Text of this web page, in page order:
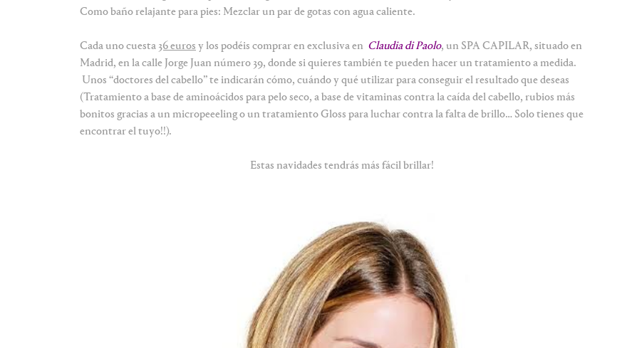
Como baño relajante para pies: Mezclar un par de gotas con agua caliente.
Cada uno cuesta 36 euros y los podéis comprar en exclusiva en Claudia di Paolo, un SPA CAPILAR, situado en
Madrid, en la calle Jorge Juan número 39, donde si quieres también te pueden hacer un tratamiento a medida.
Unos “doctores del cabello” te indicarán cómo, cuándo y qué utilizar para conseguir el resultado que deseas
(Tratamiento a base de aminoácidos para pelo seco, a base de vitaminas contra la caída del cabello, rubios más
bonitos gracias a un micropeeeling o un tratamiento Gloss para luchar contra la falta de brillo… Solo tienes que
encontrar el tuyo!!).
Estas navidades tendrás más fácil brillar!